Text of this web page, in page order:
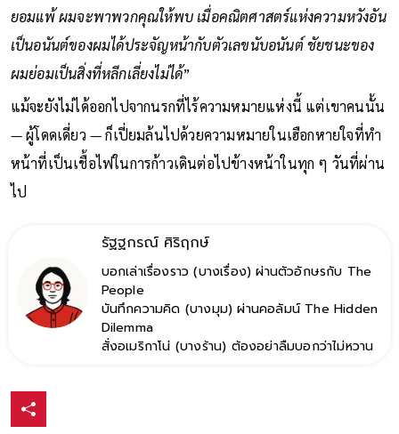
“ถ้ำแล้วถ้ำเล่า เฝ้ามองหาบนชายฝั่งที่ไร้จุดจบ ผมไม่เคยคิดจะ
ยอมแพ้ ผมจะพาพวกคุณให้พบ เมื่อคณิตศาสตร์แห่งความหวังอัน
เป็นอนันต์ของผมได้ประจัญหน้ากับตัวเลขนับอนันต์ ชัยชนะของ
ผมย่อมเป็นสิ่งที่หลีกเลี่ยงไม่ได้”
แม้จะยังไม่ได้ออกไปจากนรกที่ไร้ความหมายแห่งนี้ แต่เขาคนนั้น
— ผู้โดดเดี่ยว — ก็เปี่ยมล้นไปด้วยความหมายในเฮือกหายใจที่ทำ
หน้าที่เป็นเชื้อไฟในการก้าวเดินต่อไปข้างหน้าในทุก ๆ วันที่ผ่าน
รัฐฐกรณ์ ศิริฤกษ์
บอกเล่าเรื่องราว (บางเรื่อง) ผ่านตัวอักษรกับ The
People
บันทึกความคิด (บางมุม) ผ่านคอลัมน์ The Hidden
Dilemma